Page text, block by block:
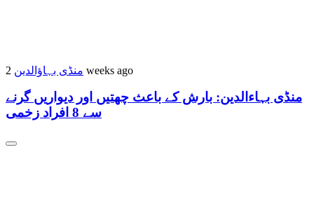
منڈی بہاؤالدین 2 weeks ago
منڈی بہاءالدین: بارش کے باعث چھتیں اور دیواریں گرنے
سے 8 افراد زخمی